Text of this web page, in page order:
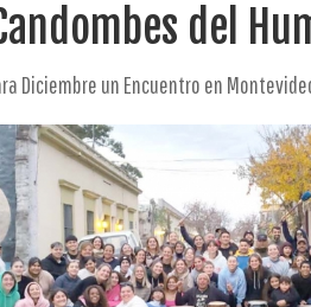
del
Diciembre un Encuentro en